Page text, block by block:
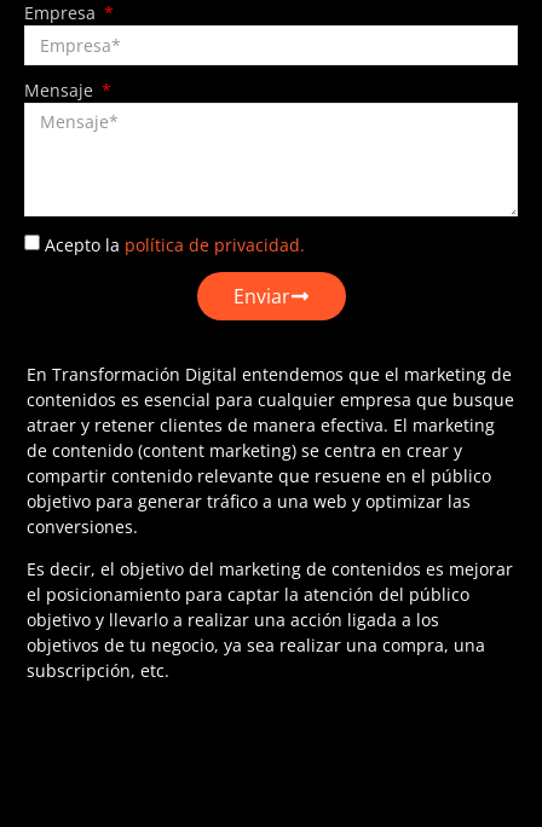
En Transformación Digital entendemos que el marketing de
contenidos es esencial para cualquier empresa que busque
atraer y retener clientes de manera efectiva. El marketing
de contenido (content marketing) se centra en crear y
compartir contenido relevante que resuene en el público
objetivo para generar tráfico a una web y optimizar las
conversiones.
Es decir, el objetivo del marketing de contenidos es mejorar
el posicionamiento para captar la atención del público
objetivo y llevarlo a realizar una acción ligada a los
objetivos de tu negocio, ya sea realizar una compra, una
subscripción, etc.
Empresa
Mensaje
Acepto la política de privacidad.
Enviar